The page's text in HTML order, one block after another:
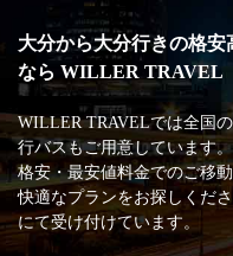
大分から大分行きの格
なら WILLER TRAVEL
WILLER TRAVELでは全国
行バスもご用意しています。
格安・最安値料金でのご移
快適なプランをお探しくだ
にて受け付けています。